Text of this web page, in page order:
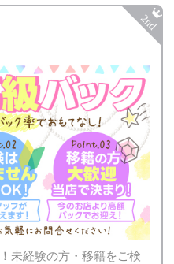
未経験の方・移籍をご検